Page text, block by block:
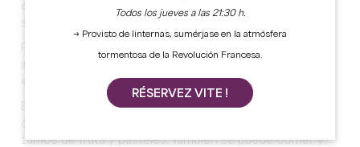
experiencia gastronómica, cultural y de convivencia. A
impresionantes vistas a los viñedos de los alrededores,
en la sala de billar o en el jardín con terraza.
El restaurante del hotel sirve todos los días un
zumos de fruta y pasteles. También se puede comer y
Todos los jueves a las 21:30 h.
→ Provisto de linternas, sumérjase en la atmósfera
tormentosa de la Revolución Francesa.
RÉSERVEZ VITE !